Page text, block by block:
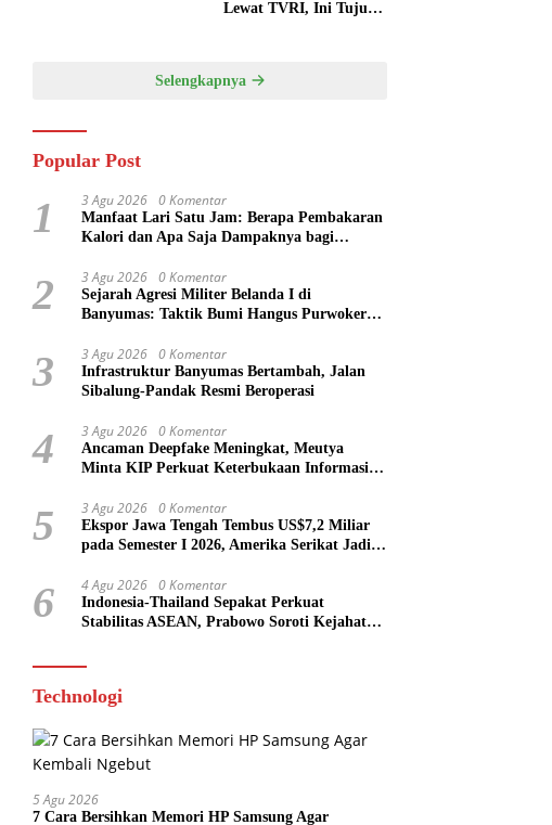
Lewat TVRI, Ini Tujuan
Selengkapnya
Popular Post
1 3 Agu 2026 0 Komentar
Manfaat Lari Satu Jam: Berapa Pembakaran
Kalori dan Apa Saja Dampaknya bagi
2 3 Agu 2026 0 Komentar
Sejarah Agresi Militer Belanda I di
Banyumas: Taktik Bumi Hangus Purwokerto
3 3 Agu 2026 0 Komentar
Infrastruktur Banyumas Bertambah, Jalan
Sibalung-Pandak Resmi Beroperasi
4 3 Agu 2026 0 Komentar
Ancaman Deepfake Meningkat, Meutya
Minta KIP Perkuat Keterbukaan Informasi
5 3 Agu 2026 0 Komentar
Ekspor Jawa Tengah Tembus US$7,2 Miliar
pada Semester I 2026, Amerika Serikat Jadi
6 4 Agu 2026 0 Komentar
Indonesia-Thailand Sepakat Perkuat
Stabilitas ASEAN, Prabowo Soroti Kejahatan
Technologi
5 Agu 2026
7 Cara Bersihkan Memori HP Samsung Agar